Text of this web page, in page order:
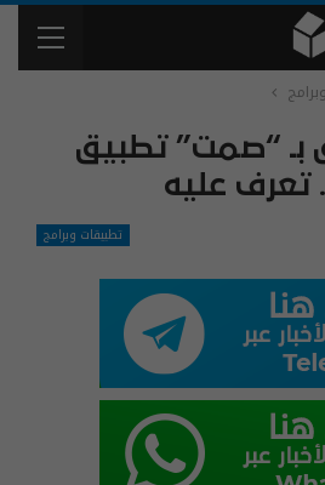
“صمت” تطبيق
تطبيقات وبرامج